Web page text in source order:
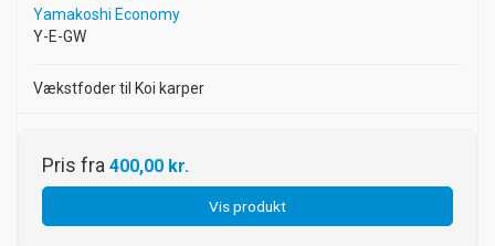
Yamakoshi Economy
Y-E-GW
Vækstfoder til Koi karper
Pris fra 400,00 kr.
Vis produkt